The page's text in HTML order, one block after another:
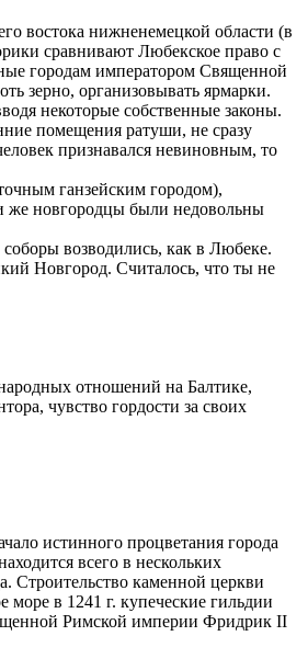
востока нижненемецкой области (в
сравнивают Любекское право с
городам императором Священной
зерно, организовывать ярмарки.
некоторые собственные законы.
помещения ратуши, не сразу
признавался невиновным, то
ганзейским городом),
же новгородцы были недовольны
возводились, как в Любеке.
Новгород. Считалось, что ты не
отношений на Балтике,
чувство гордости за своих
истинного процветания города
всего в нескольких
Строительство каменной церкви
в 1241 г. купеческие гильдии
Римской империи Фридрик II